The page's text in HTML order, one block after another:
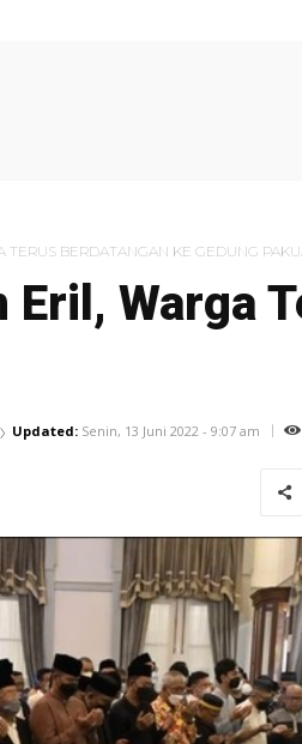
BERDATANGAN KE GEDUNG
Eril, Warga
Updated: Senin, 13 Juni 2022 - 9:07 am